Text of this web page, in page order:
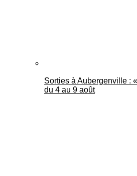
Sorties à Aubergenville :
du 4 au 9 août